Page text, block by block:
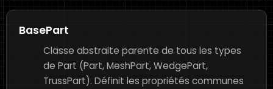
BasePart
Classe abstraite parente de tous les types
de Part (Part, MeshPart, WedgePart,
TrussPart). Définit les propriétés communes